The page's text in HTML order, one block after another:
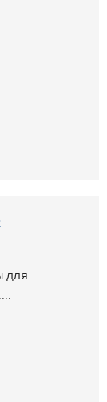
для